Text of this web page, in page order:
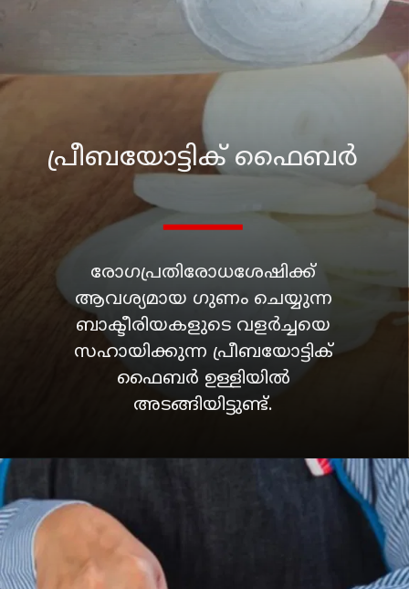
രോഗപ്രതിരോധശേഷിക്ക്
ആവശ്യമായ ഗുണം ചെയ്യുന്ന
ബാക്ടീരിയകളുടെ വളർച്ചയെ
സഹായിക്കുന്ന പ്രീബയോട്ടിക്
ഫൈബർ ഉള്ളിയിൽ
അടങ്ങിയിട്ടുണ്ട്.
പ്രീബയോട്ടിക് ഫൈബർ